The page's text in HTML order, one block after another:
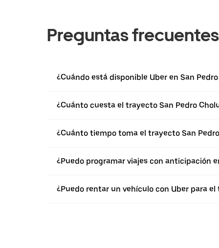
Preguntas frecuentes
¿Cuándo está disponible Uber en San
¿Cuánto cuesta el trayecto San Pedro
¿Cuánto tiempo toma el trayecto San
¿Puedo programar viajes con anticipación
¿Puedo rentar un vehículo con Uber para